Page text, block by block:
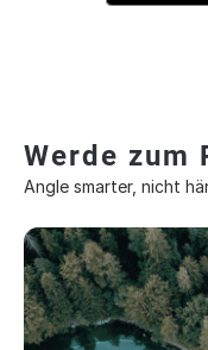
Werde zum
Angle smarter, nicht